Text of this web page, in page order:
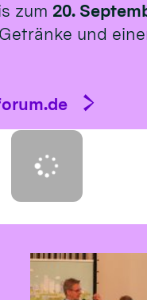
zum 20.
und